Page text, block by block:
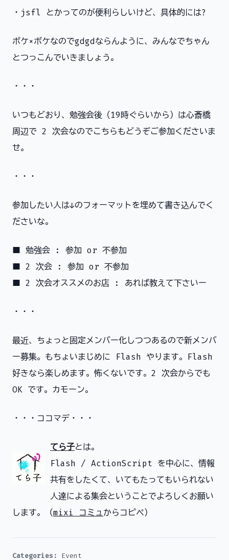
・jsfl とかってのが便利らしいけど、具体的には?
ボケ×ボケなのでgdgdならんように、みんなでちゃん
とつっこんでいきましょう。
・・・
いつもどおり、勉強会後（19時ぐらいから）は心斎橋
周辺で 2 次会なのでこちらもどうぞご参加くださいま
せ。
・・・
参加したい人は↓のフォーマットを埋めて書き込んでく
ださいな。
■ 勉強会 : 参加 or 不参加
■ 2 次会 : 参加 or 不参加
■ 2 次会オススメのお店 : あれば教えて下さいー
・・・
最近、ちょっと固定メンバー化しつつあるので新メンバ
ー募集。もちょいまじめに Flash やります。Flash
好きなら楽しめます。怖くないです。2 次会からでも
OK です。カモーン。
・・・ココマデ・・・
てら子とは。
Flash / ActionScript を中心に、情報
共有をしたくて、いてもたってもいられない
人達による集会ということでよろしくお願い
します。（mixi コミュからコピペ）
Categories: Event